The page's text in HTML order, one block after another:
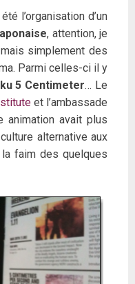
l’organisation d’un
, attention, je
simplement des
Parmi celles-ci il y
5 Centimeter… Le
et l’ambassade
animation avait plus
alternative aux
faim des quelques